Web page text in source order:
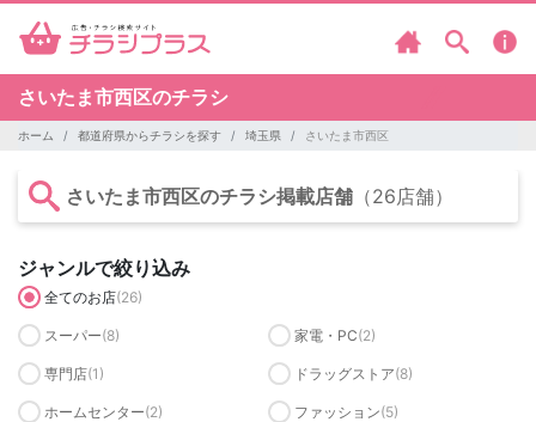
さいたま市西区のチラシ
ホーム 都道府県からチラシを探す 埼玉県 さいたま市西区
さいたま市西区のチラシ掲載店舗 （26店舗）
ジャンルで絞り込み
全てのお店(26)
スーパー(8) 家電・PC(2)
専門店(1) ドラッグストア(8)
ホームセンター(2) ファッション(5)